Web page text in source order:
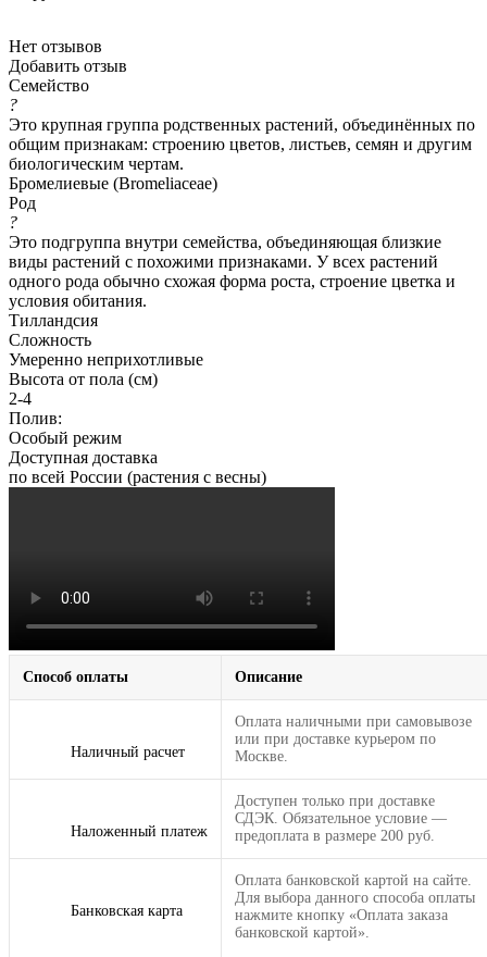
Нет отзывов
Добавить отзыв
Семейство
?
Это крупная группа родственных растений, объединённых по
общим признакам: строению цветов, листьев, семян и другим
биологическим чертам.
Бромелиевые (Bromeliaceae)
Род
?
Это подгруппа внутри семейства, объединяющая близкие
виды растений с похожими признаками. У всех растений
одного рода обычно схожая форма роста, строение цветка и
условия обитания.
Тилландсия
Сложность
Умеренно неприхотливые
Высота от пола (см)
2-4
Полив:
Особый режим
Доступная доставка
по всей России (растения с весны)
Способ оплаты Описание
Наличный расчет
Оплата наличными при самовывозе
или при доставке курьером по
Москве.
Наложенный платеж
Доступен только при доставке
СДЭК. Обязательное условие —
предоплата в размере 200 руб.
Банковская карта
Оплата банковской картой на сайте.
Для выбора данного способа оплаты
нажмите кнопку «Оплата заказа
банковской картой».